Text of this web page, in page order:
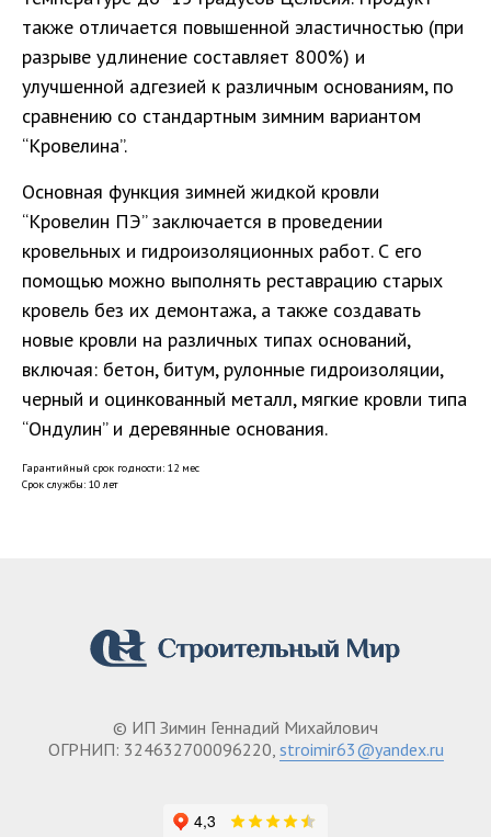
также отличается повышенной эластичностью (при
разрыве удлинение составляет 800%) и
улучшенной адгезией к различным основаниям, по
сравнению со стандартным зимним вариантом
“Кровелина”.
Основная функция зимней жидкой кровли
“Кровелин ПЭ” заключается в проведении
кровельных и гидроизоляционных работ. С его
помощью можно выполнять реставрацию старых
кровель без их демонтажа, а также создавать
новые кровли на различных типах оснований,
включая: бетон, битум, рулонные гидроизоляции,
черный и оцинкованный металл, мягкие кровли типа
“Ондулин” и деревянные основания.
Гарантийный срок годности: 12 мес
Срок службы: 10 лет
© ИП Зимин Геннадий Михайлович
ОГРНИП: 324632700096220, stroimir63@yandex.ru